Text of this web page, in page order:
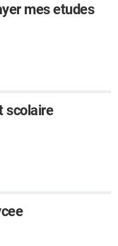
mes etudes
scolaire